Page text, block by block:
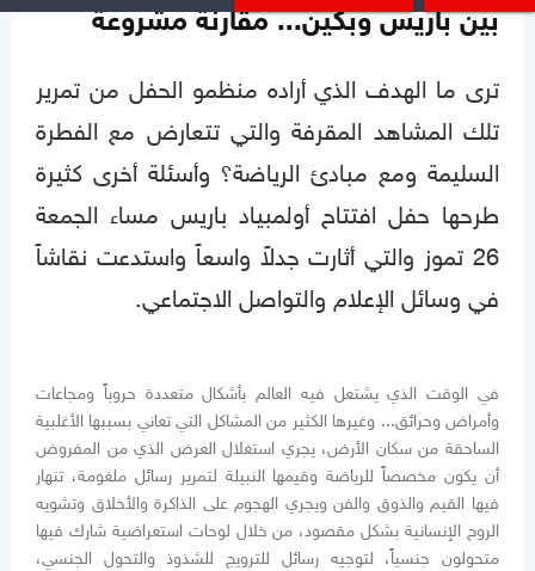
بين باريس وبكين... مقارنة مشروعة
ترى ما الهدف الذي أراده منظمو الحفل من تمرير
تلك المشاهد المقرفة والتي تتعارض مع الفطرة
السليمة ومع مبادئ الرياضة؟ وأسئلة أخرى كثيرة
طرحها حفل افتتاح أولمبياد باريس مساء الجمعة
26 تموز والتي أثارت جدلاً واسعاً واستدعت نقاشاً
في وسائل الإعلام والتواصل الاجتماعي.
في الوقت الذي يشتعل فيه العالم بأشكال متعددة حروباً ومجاعات
وأمراض وحرائق... وغيرها الكثير من المشاكل التي تعاني بسببها الأغلبية
الساحقة من سكان الأرض، يجري استغلال العرض الذي من المفروض
أن يكون مخصصاً للرياضة وقيمها النبيلة لتمرير رسائل ملغومة، تنهار
فيها القيم والذوق والفن ويجري الهجوم على الذاكرة والأخلاق وتشويه
الروح الإنسانية بشكل مقصود، من خلال لوحات استعراضية شارك فيها
متحولون جنسياً، لتوجيه رسائل للترويج للشذوذ والتحول الجنسي،